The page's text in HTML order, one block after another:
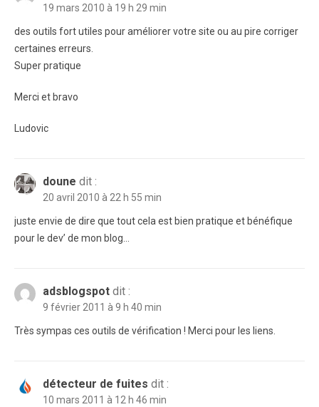
19 mars 2010 à 19 h 29 min
des outils fort utiles pour améliorer votre site ou au pire corriger
certaines erreurs.
Super pratique
Merci et bravo
Ludovic
doune dit :
20 avril 2010 à 22 h 55 min
juste envie de dire que tout cela est bien pratique et bénéfique
pour le dev’ de mon blog…
adsblogspot dit :
9 février 2011 à 9 h 40 min
Très sympas ces outils de vérification ! Merci pour les liens.
détecteur de fuites dit :
10 mars 2011 à 12 h 46 min